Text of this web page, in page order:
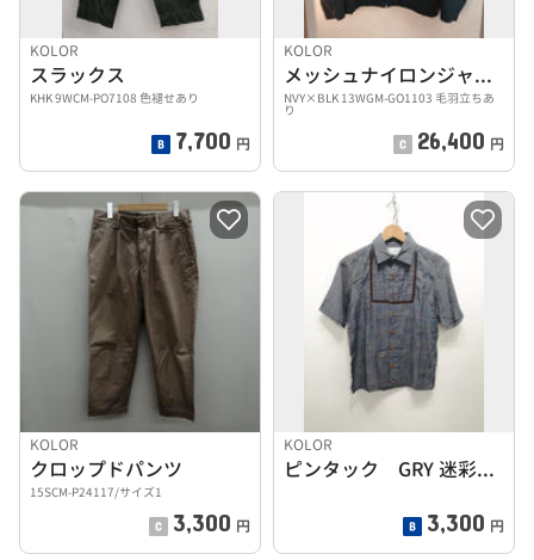
KOLOR
スラックス
KHK 9WCM-PO7108 色褪せあり
7,700 円
KOLOR
メッシュナイロンジャケット
NVY×BLK 13WGM-GO1103 毛羽立ちあ
り
26,400 円
KOLOR
クロップドパンツ
15SCM-P24117/サイズ1
3,300 円
KOLOR
ピンタック GRY 迷彩 1
3,300 円